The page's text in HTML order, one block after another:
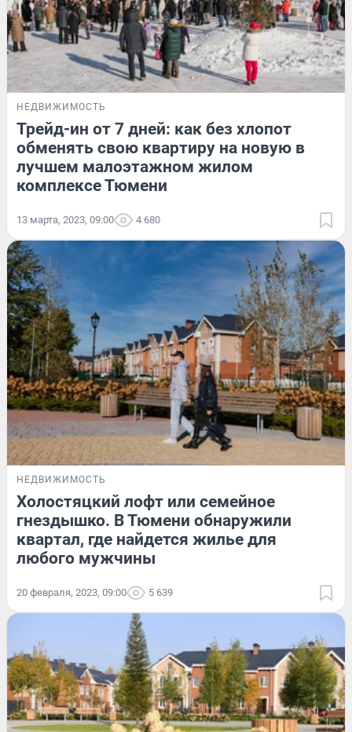
НЕДВИЖИМОСТЬ
Трейд-ин от 7 дней: как без хлопот
обменять свою квартиру на новую в
лучшем малоэтажном жилом
комплексе Тюмени
13 марта, 2023, 09:00 4 680
НЕДВИЖИМОСТЬ
Холостяцкий лофт или семейное
гнездышко. В Тюмени обнаружили
квартал, где найдется жилье для
любого мужчины
20 февраля, 2023, 09:00 5 639